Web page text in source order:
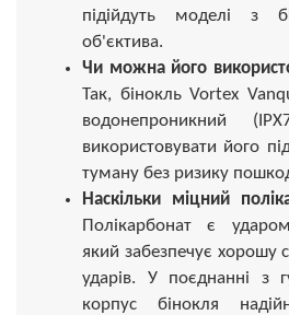
підійдуть моделі з
об'єктива.
Чи можна його
Так, бінокль Vortex
водонепроникний
використовувати його
туману без ризику
Наскільки міцний
Полікарбонат є
який забезпечує хорошу
ударів. У поєднанні з
корпус бінокля